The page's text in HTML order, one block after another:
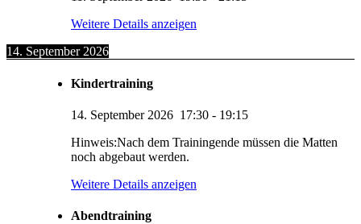
Weitere Details anzeigen
14. September 2026
Kindertraining
14. September 2026 17:30 - 19:15
Hinweis:Nach dem Trainingende müssen die Matten
noch abgebaut werden.
Weitere Details anzeigen
Abendtraining